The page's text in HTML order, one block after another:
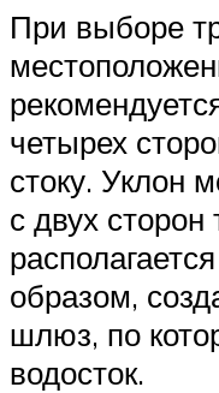
При выборе
четырех
стоку. Уклон
с двух сторон
образом,
шлюз, по
водосток.